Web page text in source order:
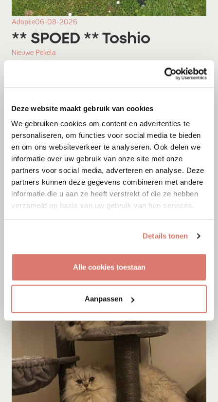
Deze website maakt gebruik van cookies
We gebruiken cookies om content en advertenties te
personaliseren, om functies voor social media te bieden
en om ons websiteverkeer te analyseren. Ook delen we
informatie over uw gebruik van onze site met onze
partners voor social media, adverteren en analyse. Deze
partners kunnen deze gegevens combineren met andere
informatie die u aan ze heeft verstrekt of die ze hebben
verzameld op basis van uw gebruik van hun services.
Details tonen
Alle cookies toestaan
Aanpassen
Adoptie06-08-2026
** SPOED ** Toshio
Nieuwe Pekela